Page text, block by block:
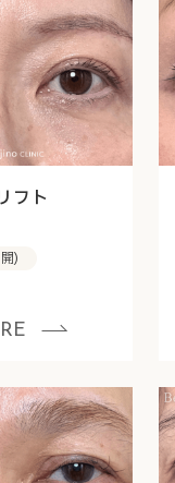
フト
)